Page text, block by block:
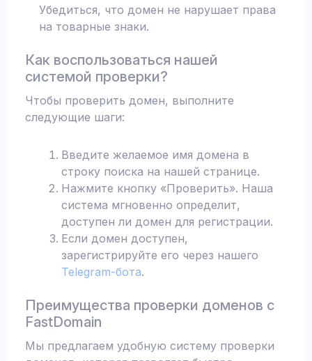
Убедиться, что домен не нарушает права
на товарные знаки.
Как воспользоваться нашей
системой проверки?
Чтобы проверить домен, выполните
следующие шаги:
Введите желаемое имя домена в
строку поиска на нашей странице.
Нажмите кнопку «Проверить». Наша
система мгновенно определит,
доступен ли домен для регистрации.
Если домен доступен,
зарегистрируйте его через нашего
Telegram-бота.
Преимущества проверки доменов с
FastDomain
Мы предлагаем удобную систему проверки